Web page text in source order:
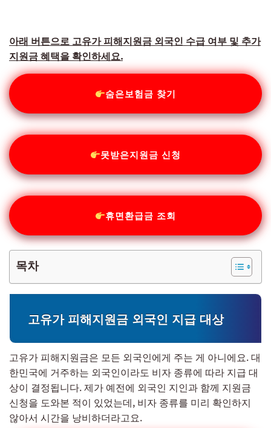
아래 버튼으로 고유가 피해지원금 외국인 수급 여부 및 추가
지원금 혜택을 확인하세요.
숨은보험금 찾기
못받은지원금 신청
휴면환급금 조회
목차
고유가 피해지원금 외국인 지급 대상
고유가 피해지원금은 모든 외국인에게 주는 게 아니에요. 대
한민국에 거주하는 외국인이라도 비자 종류에 따라 지급 대
상이 결정됩니다. 제가 예전에 외국인 지인과 함께 지원금
신청을 도와본 적이 있었는데, 비자 종류를 미리 확인하지
않아서 시간을 낭비하더라고요.